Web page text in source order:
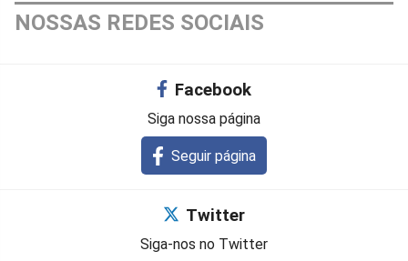
NOSSAS REDES SOCIAIS
Facebook
Siga nossa página
Seguir página
Twitter
Siga-nos no Twitter